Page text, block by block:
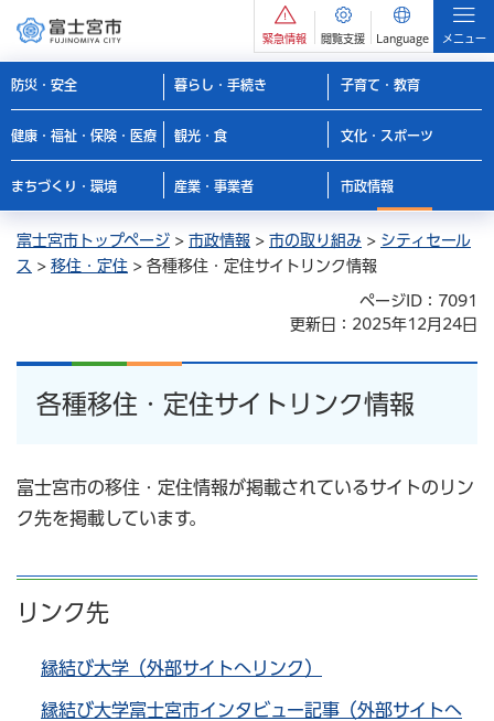
緊急情報 閲覧支援 Language メニュー
防災・安全 暮らし・手続き 子育て・教育
健康・福祉・保険・医療 観光・食 文化・スポーツ
まちづくり・環境 産業・事業者 市政情報
富士宮市トップページ > 市政情報 > 市の取り組み > シティセール
ス > 移住・定住 > 各種移住・定住サイトリンク情報
ページID：7091
更新日：2025年12月24日
各種移住・定住サイトリンク情報
富士宮市の移住・定住情報が掲載されているサイトのリン
ク先を掲載しています。
リンク先
縁結び大学（外部サイトへリンク）
縁結び大学富士宮市インタビュー記事（外部サイトへ